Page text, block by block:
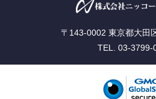
〒143-0002 東京都大田
TEL. 03-3799-